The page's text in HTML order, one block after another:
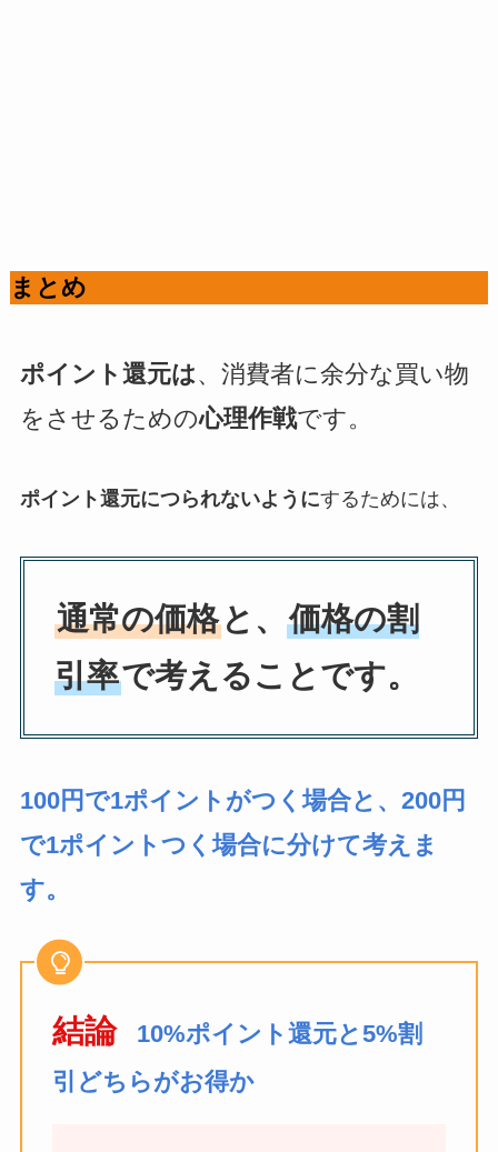
まとめ
ポイント還元は、消費者に余分な買い物
をさせるための心理作戦です。
ポイント還元につられないようにするためには、
通常の価格と、 価格の割
引率で考えることです。
100円で1ポイントがつく場合と、200円
で1ポイントつく場合に分けて考えま
す。
結論
10%ポイント還元と5%割
引どちらがお得か